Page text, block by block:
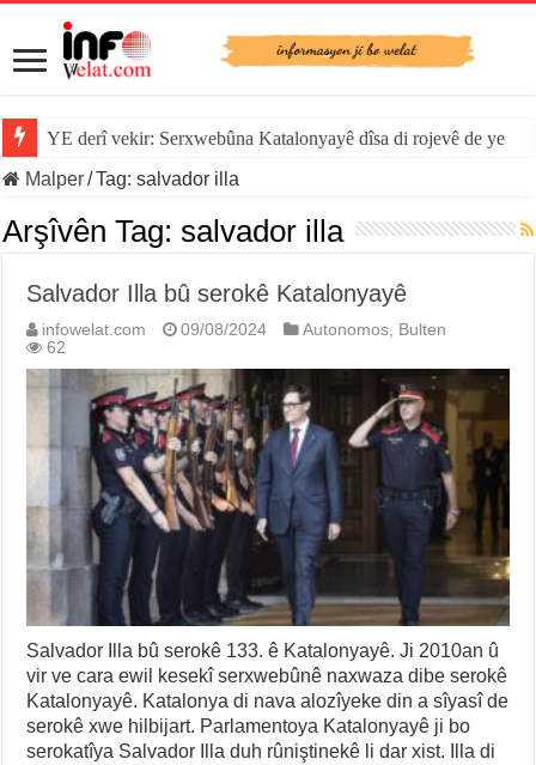
YE derî vekir: Serxwebûna Katalonyayê dîsa di rojevê de ye
Malper/Tag:salvador illa
Arşîvên Tag:salvador illa
Salvador Illa bû serokê Katalonyayê
infowelat.com 09/08/2024 Autonomos, Bulten
62
Salvador Illa bû serokê 133. ê Katalonyayê. Ji 2010an û
vir ve cara ewil kesekî serxwebûnê naxwaza dibe serokê
Katalonyayê. Katalonya di nava alozîyeke din a sîyasî de
serokê xwe hilbijart. Parlamentoya Katalonyayê ji bo
serokatîya Salvador Illa duh rûniştinekê li dar xist. Illa di